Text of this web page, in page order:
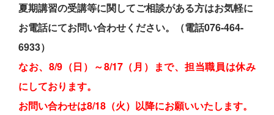
夏期講習の受講等に関してご相談がある方はお気軽に
お電話にてお問い合わせください。（電話076-464-
6933）
なお、8/9（日）～8/17（月）まで、担当職員は休み
にしております。
お問い合わせは8/18（火）以降にお願いいたします。